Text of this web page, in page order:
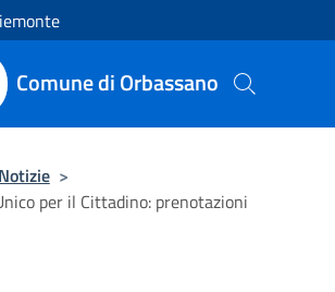
Comune di Orbassano
Notizie >
per il Cittadino: prenotazioni